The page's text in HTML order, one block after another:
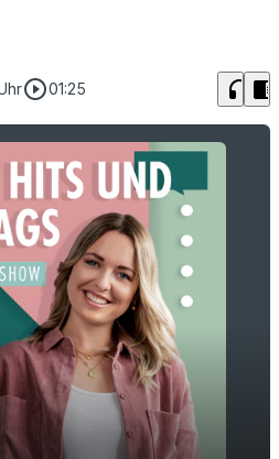
play_circle_outline01:25 headphones chrome_reader_mode